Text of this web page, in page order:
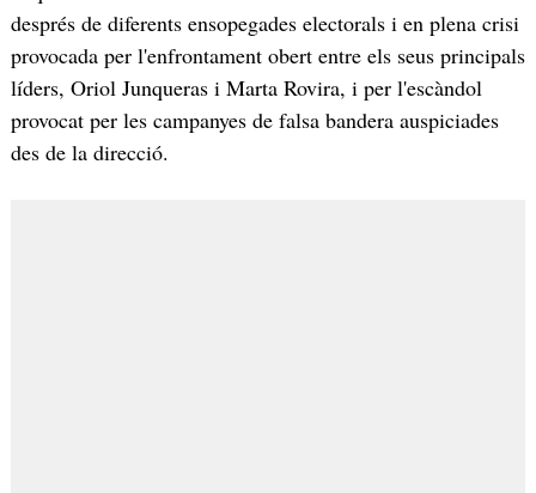
després de diferents ensopegades electorals i en plena crisi
provocada per l'enfrontament obert entre els seus principals
líders, Oriol Junqueras i Marta Rovira, i per l'escàndol
provocat per les campanyes de falsa bandera auspiciades
des de la direcció.